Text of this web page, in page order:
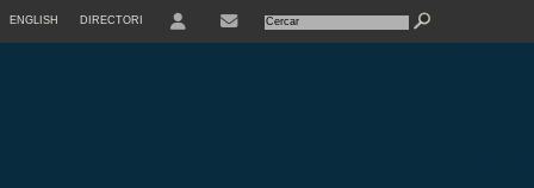
ENGLISH DIRECTORI